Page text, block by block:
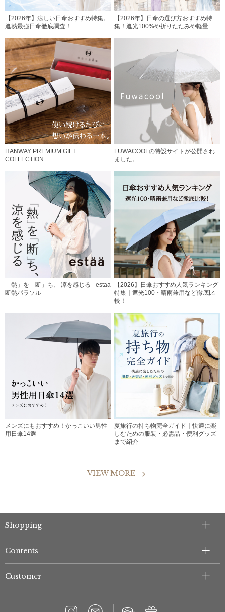
【2026年】涼しい日傘おすすめ特集。
遮熱最強日傘徹底調査！
【2026年】日傘の選び方おすすめ特
集！遮光100%や折りたたみや軽量
HANWAY PREMIUM GIFT
COLLECTION
FUWACOOLの特設サイトが公開され
ました。
「熱」を「断」ち、 涼を感じる - estaa
断熱パラソル -
【2026】日傘おすすめ人気ランキング
特集｜遮光100・晴雨兼用など徹底比
較！
メンズにもおすすめ！かっこいい男性
用日傘14選
夏旅行の持ち物完全ガイド｜快適に楽
しむための服装・必需品・便利グッズ
まで紹介
VIEW MORE
Shopping
Contents
Customer